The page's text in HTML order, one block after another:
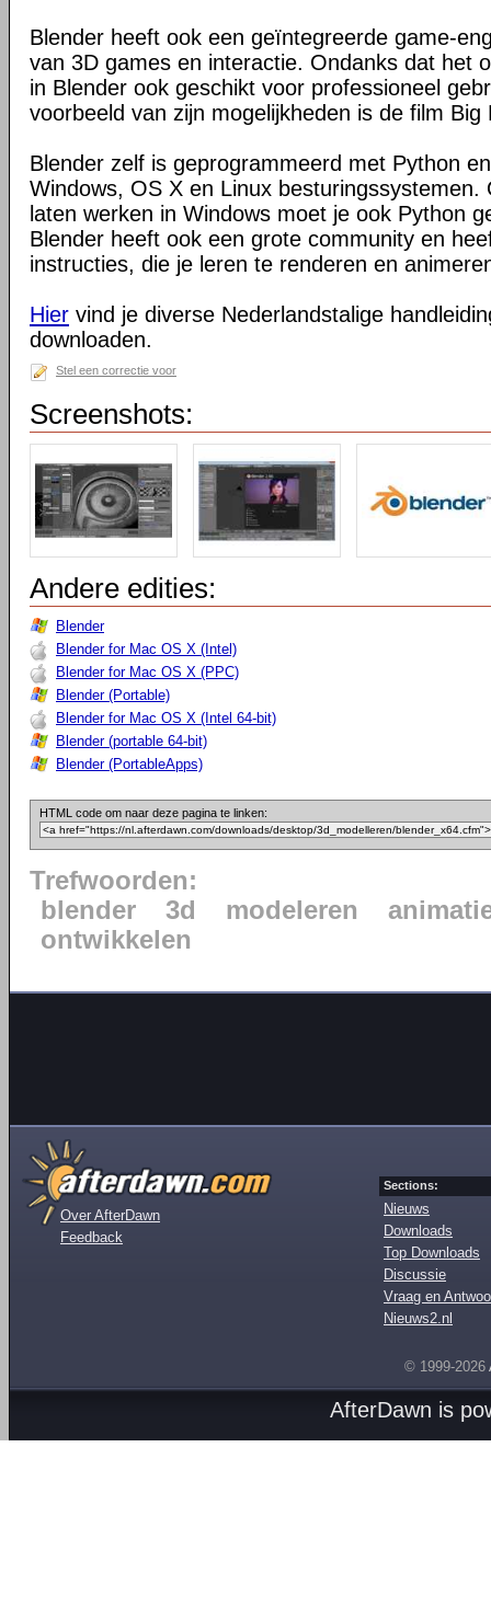
Blender heeft ook een geïntegreerde game-
van 3D games en interactie. Ondanks dat het
in Blender ook geschikt voor professioneel
voorbeeld van zijn mogelijkheden is de film Big
Blender zelf is geprogrammeerd met Python
Windows, OS X en Linux besturingssystemen.
laten werken in Windows moet je ook Python
Blender heeft ook een grote community en
instructies, die je leren te renderen en
Hier vind je diverse Nederlandstalige
downloaden.
Stel een correctie voor
Screenshots:
Andere edities:
Blender
Blender for Mac OS X (Intel)
Blender for Mac OS X (PPC)
Blender (Portable)
Blender for Mac OS X (Intel 64-bit)
Blender (portable 64-bit)
Blender (PortableApps)
HTML code om naar deze pagina te linken:
Trefwoorden:
blender
3d modeleren
ontwikkelen
Over AfterDawn
Feedback
Sections:
Nieuws
Downloads
Top Downloads
Discussie
Vraag en
Nieuws2.nl
© 1999-2026
AfterDawn is